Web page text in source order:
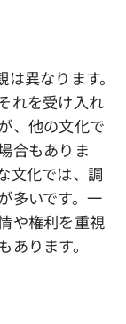
異なります。
れを受け入れ
、他の文化で
合もありま
文化では、調
多いです。一
や権利を重視
ります。